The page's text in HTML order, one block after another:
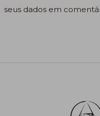
seus dados em